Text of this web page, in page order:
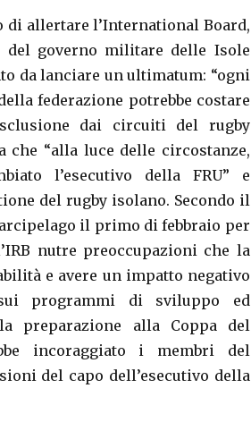
di allertare l’International Board,
del governo militare delle Isole
da lanciare un ultimatum: “ogni
federazione potrebbe costare
dai circuiti del rugby
che “alla luce delle circostanze,
l’esecutivo della FRU” e
del rugby isolano. Secondo il
il primo di febbraio per
nutre preoccupazioni che la
e avere un impatto negativo
programmi di sviluppo ed
preparazione alla Coppa del
incoraggiato i membri del
del capo dell’esecutivo della